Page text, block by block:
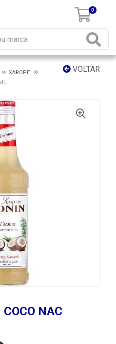
0
VOLTAR
XAROPE
NAC